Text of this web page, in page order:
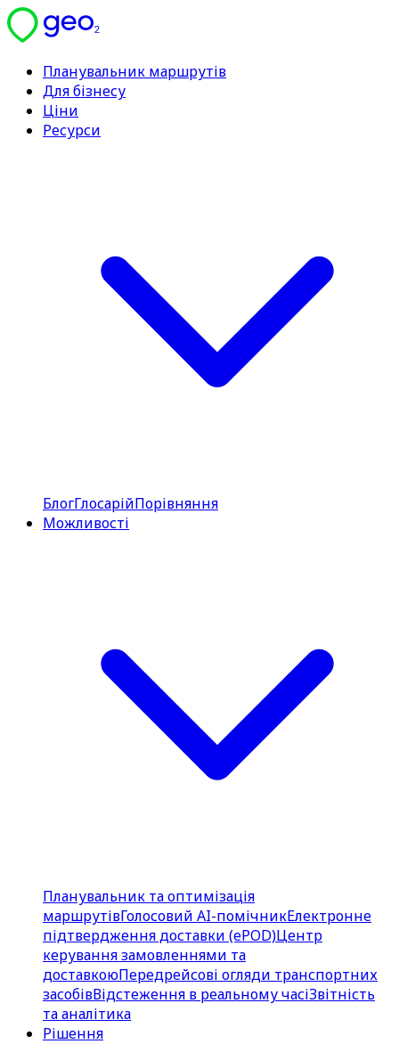
Планувальник маршрутів
Для бізнесу
Ціни
Ресурси
БлогГлосарійПорівняння
Можливості
Планувальник та оптимізація
маршрутівГолосовий AI-помічникЕлектронне
підтвердження доставки (ePOD)Центр
керування замовленнями та
доставкоюПередрейсові огляди транспортних
засобівВідстеження в реальному часіЗвітність
та аналітика
Рішення